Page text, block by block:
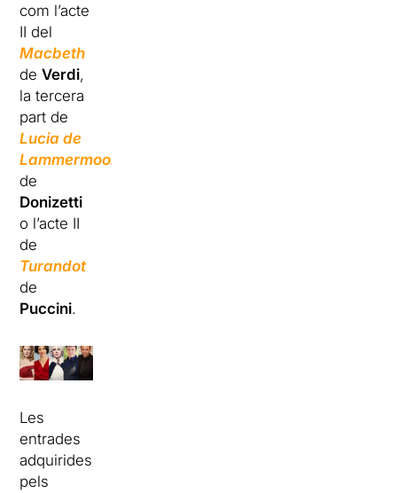
com l’acte
II del
Macbeth
deVerdi,
la tercera
part de
Lucia de
Lammermoor
de
Donizetti
o l’acte II
de
Turandot
de
Puccini.
Les
entrades
adquirides
pels